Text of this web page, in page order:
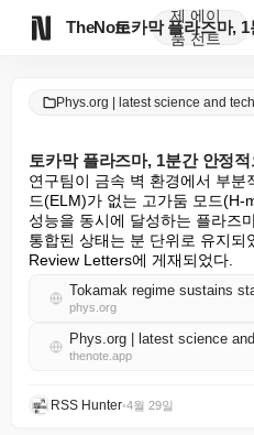
TheNote
제
품
에이
전트
Phys.org | latest science and
토카막 플라즈마, 1분간 안정
연구팀이 금속 벽 환경에서 부분
드(ELM)가 없는 고가둠 모드(H-
성능을 동시에 달성하는 플라즈
통합된 상태는 분 단위로 유지
Review Letters에 게재되었다.
phys.org
thenote.app
RSS Hunter•4월 29일